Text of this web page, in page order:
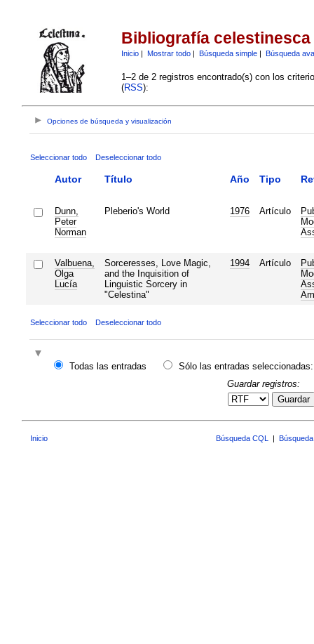
Bibliografía celestinesca
Inicio| Mostrar todo| Búsqueda simple| Búsqueda
1–2 de 2 registros encontrado(s) con los
(RSS):
Opciones de búsqueda y visualización
Seleccionar todo Deseleccionar todo
Autor Título Año Tipo
Dunn,
Peter
Norman
Pleberio's World 1976 Artículo
Valbuena,
Olga
Lucía
Sorceresses, Love Magic,
and the Inquisition of
Linguistic Sorcery in
"Celestina"
1994 Artículo
Seleccionar todo Deseleccionar todo
Todas las entradas
Sólo las entradas seleccionadas:
Guardar registros:
Guardar
Inicio Búsqueda CQL